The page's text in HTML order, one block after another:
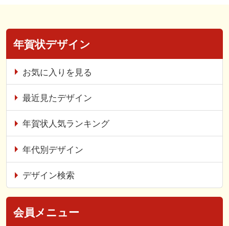
年賀状デザイン
お気に入りを見る
最近見たデザイン
年賀状人気ランキング
年代別デザイン
デザイン検索
会員メニュー